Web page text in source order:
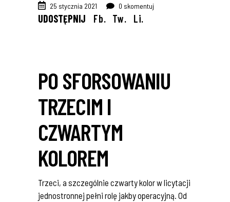
25 stycznia 2021 0 skomentuj
UDOSTĘPNIJ Fb. Tw. Li.
PO SFORSOWANIU
TRZECIM I
CZWARTYM
KOLOREM
Trzeci, a szczególnie czwarty kolor w licytacji
jednostronnej pełni rolę jakby operacyjną. Od